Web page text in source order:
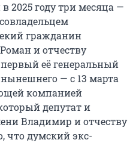
2025 году три месяца —
гражданин
и отчеству
её генеральный
— с 13 марта
компанией
депутат и
Владимир и отчеству
что думский экс-